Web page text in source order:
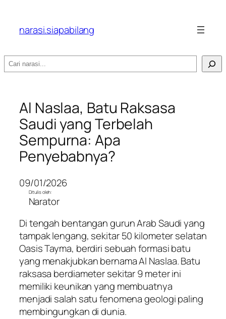
narasi.siapabilang
Search
Al Naslaa, Batu Raksasa
Saudi yang Terbelah
Sempurna: Apa
Penyebabnya?
09/01/2026
Ditulis oleh:
Narator
Di tengah bentangan gurun Arab Saudi yang
tampak lengang, sekitar 50 kilometer selatan
Oasis Tayma, berdiri sebuah formasi batu
yang menakjubkan bernama Al Naslaa. Batu
raksasa berdiameter sekitar 9 meter ini
memiliki keunikan yang membuatnya
menjadi salah satu fenomena geologi paling
membingungkan di dunia.